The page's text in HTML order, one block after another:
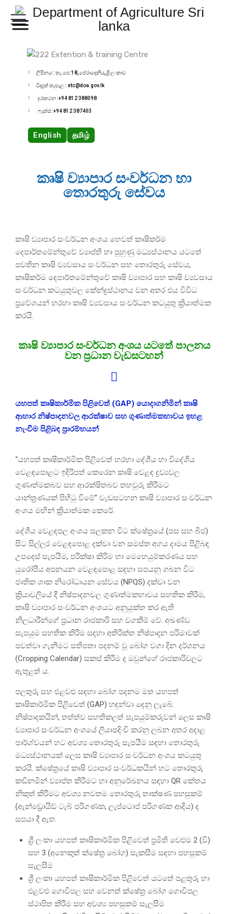
ලිපිනය : තැ.පෙ:18,පේරාදෙනිය,ශ්‍රි ලංකාව
විද්‍යුත් තැපැල : etc@doa.gov.lk
දුරකථන :+94 812 388098
ෆැක්ස් :+94 812 387403
English தமிழ்
කෘෂි ව්‍යාපාර සංවර්ධන හා
තොරතුරු සේවය
කෘෂි ව්‍යාපාර සංවර්ධන අංශය හෙවත් කෘෂිකර්ම
දෙපාර්තමේන්තුවේ ව්‍යාප්ති හා පුහුණු මධ්‍යස්ථානය යටතේ
පවතින කෘෂි ව්‍යවසාය සංවර්ධන සහ තොරතුරු සේවය,
කෘෂිකර්ම දෙපාර්තමේන්තුවේ කෘෂි ව්‍යාපාර සහ කෘෂි ව්‍යවසාය
සංවර්ධන කටයුතුවල කේන්ද්‍රස්ථානය වන අතර එය විවිධ
ප්‍රවේශයන් හරහා කෘෂි ව්‍යවසාය සංවර්ධන කටයුතු ක්‍රියාත්මක
කරයි.
කෘෂි ව්‍යාපාර සංවර්ධන අංශය යටතේ පාලනය
වන ප්‍රධාන වැඩසටහන්
යහපත් කෘෂිකාර්මික පිළිවෙත් (GAP) යොදාගනිමින් කෘෂි
ආහාර නිෂ්පාදනවල ආරක්ෂාව සහ ගුණාත්මකභාවය ඉහළ
නැංවීම පිළිබඳ ප්‍රාරම්භයන්
“යහපත් කෘෂිකාර්මික පිළිවෙත් හරහා දේශීය හා විදේශීය
වෙළඳපොළට ඉදිරිපත් කෙරෙන කෘෂි වෙළඳ ද්‍රව්‍යවල
ගුණාත්මකබව සහ ආරක්ෂිතබව තහවුරු කිරීමට
යාන්ත්‍රණයක් පිහිටු වීමේ” වැඩසටහන කෘෂි ව්‍යාපාර සංවර්ධන
අංශය මඟින් ක්‍රියාත්මක කෙරේ.
දේශීය වෙළඳපල අංශය සලකන විට ක්ෂේත්‍රයේ (පස සහ බීජ)
සිට සිල්ලර වෙළඳපොළ දක්වා වන සමස්ත අගය දාමය පිළිබඳ
උපදෙස් සැපයීම, පරීක්ෂා කිරීම හා මෙහෙයුම්කරණය සහ
යුරෝපීය අපනයන වෙළඳපොළ සඳහා සපයනු ගබන විට
ජාතික ශාක නිරෝධායන සේවය (NPQS) දක්වා වන
ක්‍රියාවලියේ දී නිෂ්පාදනවල ගුණාත්මකභාවය සහතික කිරීම,
කෘෂි ව්‍යාපාර සංවර්ධන අංශයට අනුයුක්ත කර ඇති
නිලධාරීන්ගේ ප්‍රධාන රාජකාරි සහ වගකීම් වේ. අඛණ්ඩ
සැපයුම සහතික කිරීම සඳහා අතිරික්ත නිෂ්පාදන පරිමාවක්
පවත්වා ගැනීමට සතිපතා පදනම් වූ බෝග වගා දින දර්ශනය
(Cropping Calendar) සකස් කිරීම ද ඔවුන්ගේ රාජකාරිවලට
ඇතුළත් ය.
පලතුරු සහ එළවළු සඳහා බෝග පදනම මත යහපත්
කෘෂිකාර්මික පිළිවෙත් (GAP) හඳුන්වා දෙනු ලැබේ.
නිෂ්පාදකයින්, තත්ත්ව සහතිකලත් සැපයුම්කරුවන් ලෙස කෘෂි
ව්‍යාපාර සංවර්ධන අංශයේ ලියාපදිංචි කරනු ලබන අතර අදාළ
පාර්ශ්වයන් හට අවශ්‍ය තොරතුරු සැපයීම සඳහා තොරතුරු
මධ්‍යස්ථානයක් ලෙස කෘෂි ව්‍යාපාර සංවර්ධන අංශය කටයුතු
කරයි. ක්ෂේත්‍රයේ කෘෂි ව්‍යාපාර සංවර්ධකයින් හට තොරතුරු
කඩිනමින් ව්‍යාප්ත කිරීමට හා අනුරේඛනය සඳහා QR කේතය
නිකුත් කිරීමට අවශ්‍ය නවතම තොරතුරු තාක්ෂණ පහසුකම්
(ඇන්ඩ්‍රොයිඩ් ටැබ් පරිගණක, ලැප්ටොප් පරිගණක ආදිය) ද
සපයා දී ඇත.
ශ්‍රී ලංකා යහපත් කෘෂිකාර්මික පිළිවෙත් ප්‍රමිති වෙළුම 2 (වී)
සහ 3 (අනෙකුත් ක්ෂේත්‍ර බෝග) සැකසීම සඳහා පහසුකම්
සැලසීම
ශ්‍රී ලංකා යහපත් කෘෂිකාර්මික පිළිවෙත් යටතේ පළතුරු හා
එළවළු ගොවිපල සහ වෙනත් ක්ෂේත්‍ර බෝග ගොවිපල
ස්ථාපිත කිරීම සහ අවශ්‍ය පහසුකම් සැලසීම